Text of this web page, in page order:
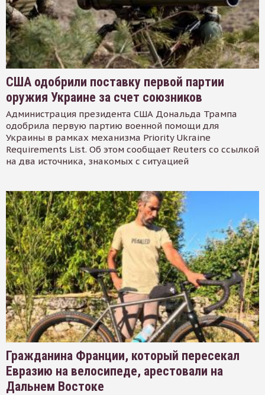
США одобрили поставку первой партии
оружия Украине за счет союзников
Администрация президента США Дональда Трампа
одобрила первую партию военной помощи для
Украины в рамках механизма Priority Ukraine
Requirements List. Об этом сообщает Reuters со ссылкой
на два источника, знакомых с ситуацией
Гражданина Франции, который пересекал
Евразию на велосипеде, арестовали на
Дальнем Востоке